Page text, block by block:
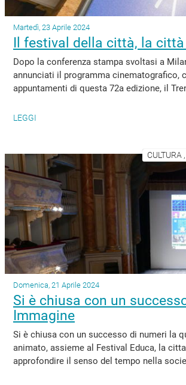
Martedì, 23 Aprile 2024
Il festival della città, la
Dopo la conferenza stampa svoltasi a
annunciati il programma cinematografico,
appuntamenti di questa 72a edizione, il
LEGGI
CULTURA
Domenica, 21 Aprile 2024
Si è chiusa con un
Immagine
Si è chiusa con un successo di numeri la
animato, assieme al Festival Educa, la
approfondire il senso del tempo nella